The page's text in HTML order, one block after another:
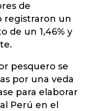
de
registraron un
de un 1,46% y
pesquero se
por una veda
para elaborar
Perú en el